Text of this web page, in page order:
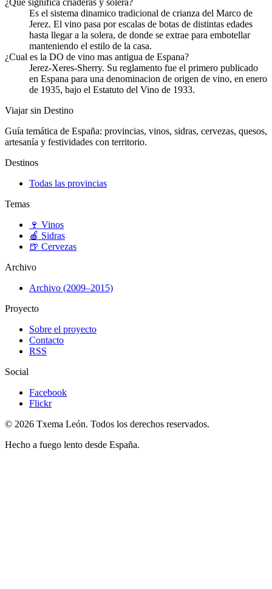
¿Que significa criaderas y solera?
Es el sistema dinamico tradicional de crianza del Marco de
Jerez. El vino pasa por escalas de botas de distintas edades
hasta llegar a la solera, de donde se extrae para embotellar
manteniendo el estilo de la casa.
¿Cual es la DO de vino mas antigua de Espana?
Jerez-Xeres-Sherry. Su reglamento fue el primero publicado
en Espana para una denominacion de origen de vino, en enero
de 1935, bajo el Estatuto del Vino de 1933.
Viajar sin Destino
Guía temática de España: provincias, vinos, sidras, cervezas, quesos,
artesanía y festividades con territorio.
Destinos
Todas las provincias
Temas
🍷 Vinos
🍎 Sidras
🍺 Cervezas
Archivo
Archivo (2009–2015)
Proyecto
Sobre el proyecto
Contacto
RSS
Social
Facebook
Flickr
© 2026 Txema León. Todos los derechos reservados.
Hecho a fuego lento desde España.